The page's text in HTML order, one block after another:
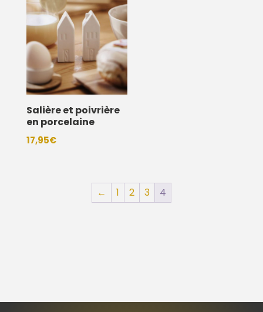
19,95€
29,95€
Salière et poivrière
en porcelaine
17,95€
← 1 2 3 4